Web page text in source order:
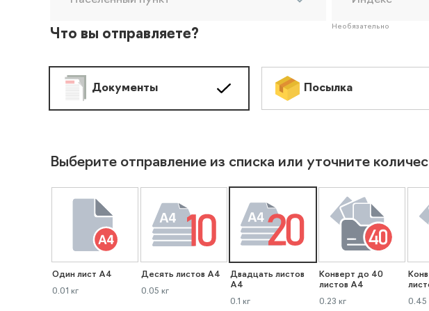
Необязательно
Что вы отправляете?
Документы Посылка
Выберите отправление из списка или уточните
Один лист А4
0.01 кг
Десять листов А4
0.05 кг
Двадцать листов
А4
0.1 кг
Конверт до 40
листов А4
0.23 кг
0.45